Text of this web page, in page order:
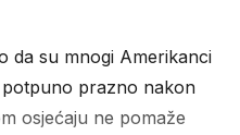
da su mnogi Amerikanci
potpuno prazno nakon
osjećaju ne pomaže